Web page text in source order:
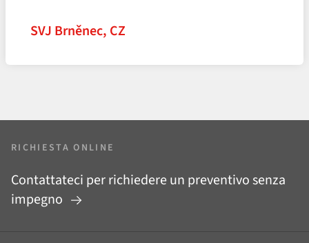
SVJ Brněnec, CZ
RICHIESTA ONLINE
Contattateci per richiedere un preventivo senza
impegno